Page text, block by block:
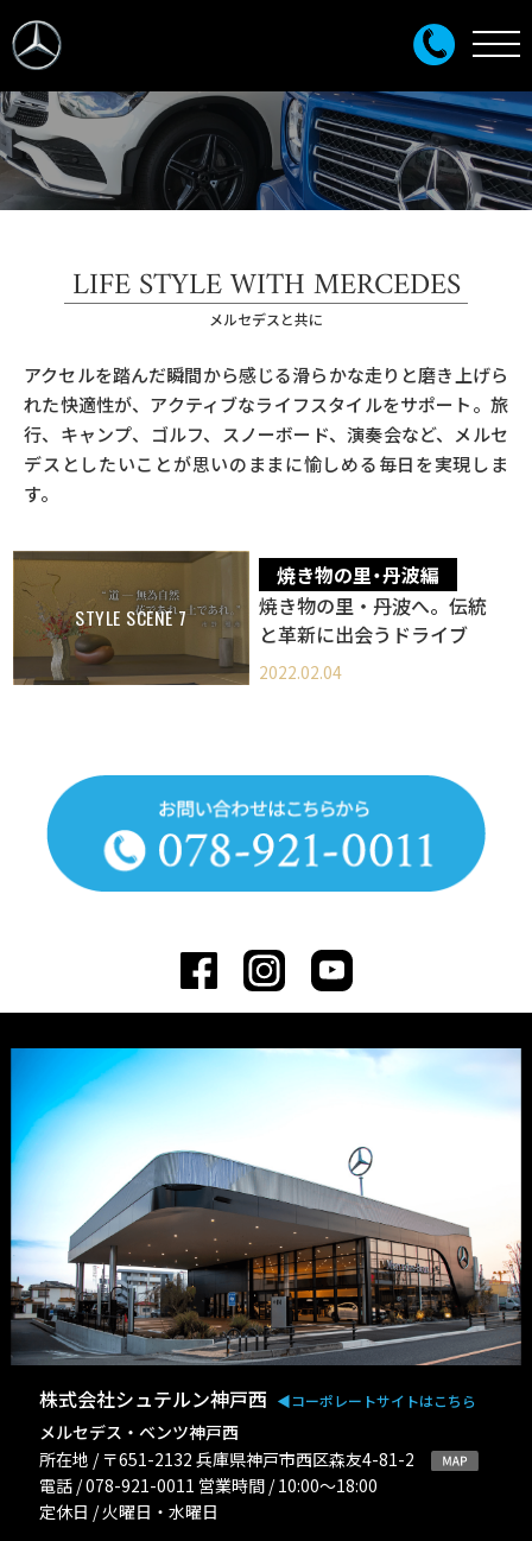
LIFE STYLE WITH MERCEDES
メルセデスと共に
アクセルを踏んだ瞬間から感じる滑らかな走りと磨き上げら
れた快適性が、アクティブなライフスタイルをサポート。旅
行、キャンプ、ゴルフ、スノーボード、演奏会など、メルセ
デスとしたいことが思いのままに愉しめる毎日を実現しま
す。
STYLE SCENE 7
焼き物の里・丹波編
焼き物の里・丹波へ。伝統
と革新に出会うドライブ
2022.02.04
株式会社シュテルン神戸西 ◀︎コーポレートサイトはこちら
メルセデス・ベンツ神戸西
所在地 / 〒651-2132 兵庫県神戸市西区森友4-81-2
電話 / 078-921-0011 営業時間 / 10:00〜18:00
定休日 / 火曜日・水曜日